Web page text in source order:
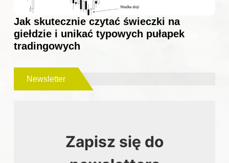
Jak skutecznie czytać świeczki na
giełdzie i unikać typowych pułapek
tradingowych
Newsletter
Zapisz się do